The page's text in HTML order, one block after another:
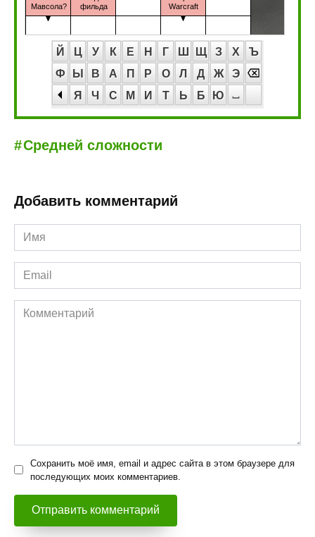
Й Ц У К Е Н Г Ш Щ З Х
Ъ
Ф
Ы В А П Р О Л Д Ж
Э
Я
Ч С М И Т Ь Б Ю
Средней сложности
Добавить комментарий
Имя
*
Email
*
Комментарий
Сохранить моё имя, email и адрес сайта в этом браузере для
последующих моих комментариев.